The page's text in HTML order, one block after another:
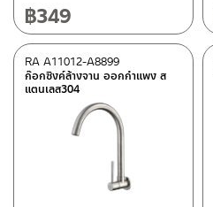
฿349
ก๊อกซิงค์ล้างจาน ออกกำแพง ส
แตนเลส304
RA A11012-A8899